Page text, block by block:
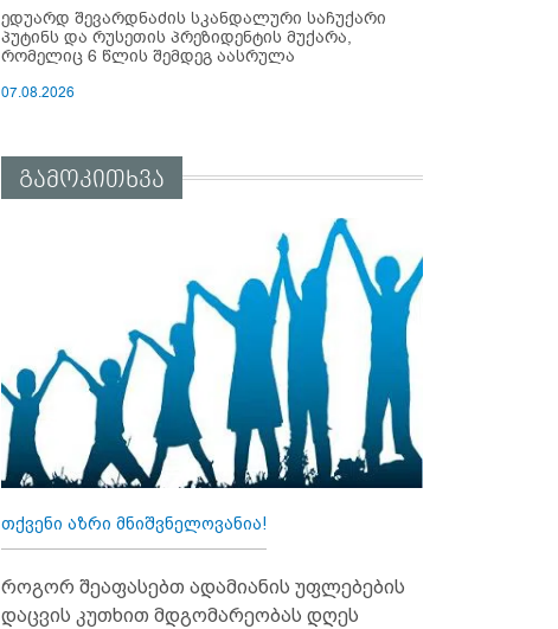
ედუარდ შევარდნაძის სკანდალური საჩუქარი
პუტინს და რუსეთის პრეზიდენტის მუქარა,
რომელიც 6 წლის შემდეგ აასრულა
07.08.2026
გამოკითხვა
თქვენი აზრი მნიშვნელოვანია!
როგორ შეაფასებთ ადამიანის უფლებების
დაცვის კუთხით მდგომარეობას დღეს